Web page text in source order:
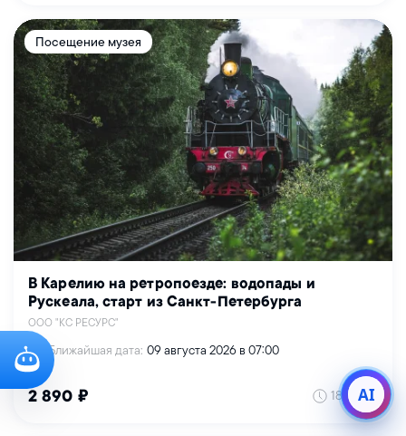
Посещение музея
В Карелию на ретропоезде: водопады и
Рускеала, старт из Санкт-Петербурга
ООО "КС РЕСУРС"
Ближайшая дата: 09 августа 2026 в 07:00
2 890 ₽ 18 часов
AI